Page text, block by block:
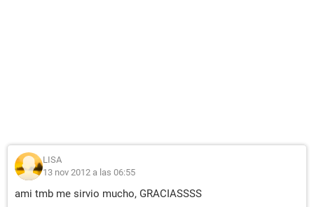
LISA
13 nov 2012 a las 06:55
ami tmb me sirvio mucho, GRACIASSSS